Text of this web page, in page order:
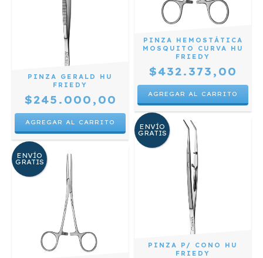
PINZA GERALD HU
FRIEDY
$245.000,00
PINZA HEMOSTÁTICA
MOSQUITO CURVA HU
FRIEDY
$432.373,00
ENVÍO
GRATIS
ENVÍO
GRATIS
PINZA P/ CONO HU
FRIEDY